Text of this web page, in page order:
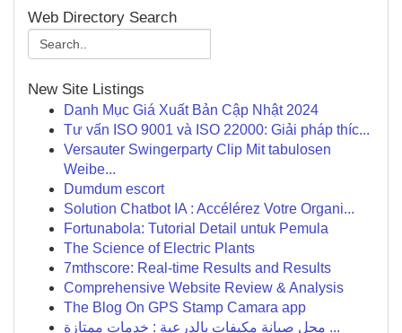
Web Directory Search
New Site Listings
Danh Mục Giá Xuất Bản Cập Nhật 2024
Tư vấn ISO 9001 và ISO 22000: Giải pháp thíc...
Versauter Swingerparty Clip Mit tabulosen
Weibe...
Dumdum escort
Solution Chatbot IA : Accélérez Votre Organi...
Fortunabola: Tutorial Detail untuk Pemula
The Science of Electric Plants
7mthscore: Real-time Results and Results
Comprehensive Website Review & Analysis
The Blog On GPS Stamp Camara app
محل صيانة مكيفات بالدرعية : خدمات ممتازة ...